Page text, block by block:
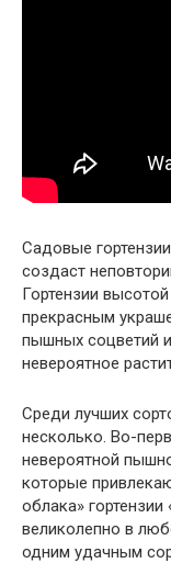
Садовые
создаст
Гортензии
прекрасным
пышных соцветий
невероятное
Среди лучших
несколько. Во-
невероятной
которые
облака»
великолепно в
одним удачным